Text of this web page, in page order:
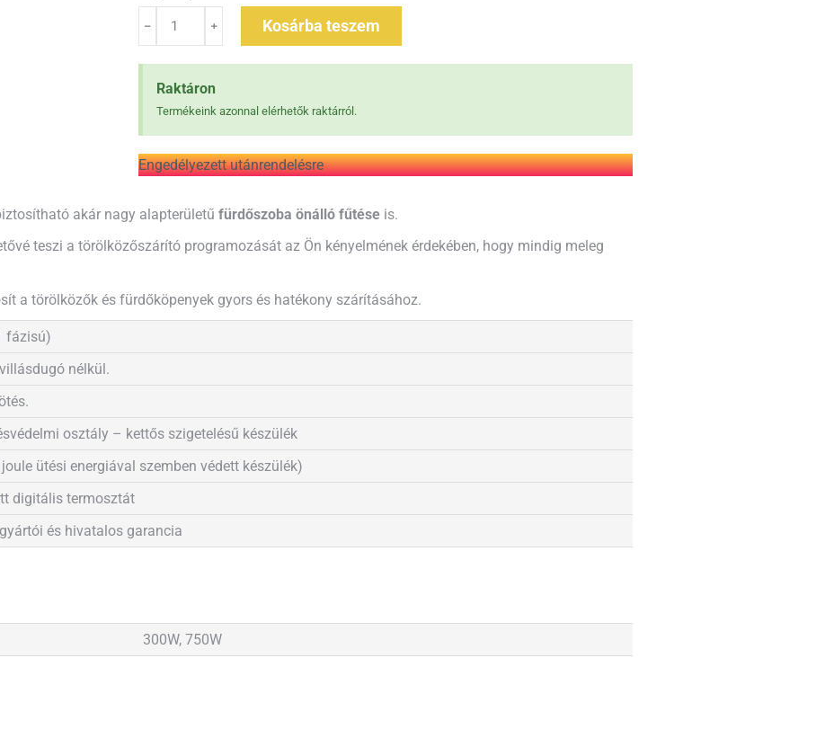
Kosárba teszem
Raktáron
Termékeink azonnal elérhetők raktárról.
Engedélyezett utánrendelésre
akár nagy alapterületű fürdőszoba önálló fűtése is.
teszi a törölközőszárító programozását az Ön kényelmének érdekében, hogy mindig meleg
a törölközők és fürdőköpenyek gyors és hatékony szárításához.
fázisú)
nélkül.
osztály – kettős szigetelésű készülék
ütési energiával szemben védett készülék)
digitális termosztát
és hivatalos garancia
300W, 750W